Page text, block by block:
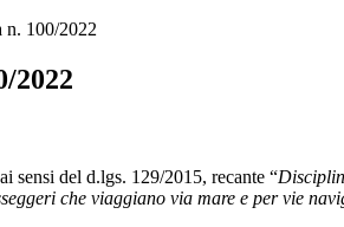
n. 100/2022
2022
sensi del d.lgs. 129/2015, recante “
che viaggiano via mare e per vie